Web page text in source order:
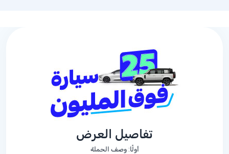
تفاصيل العرض
أولًا: وصف الحملة